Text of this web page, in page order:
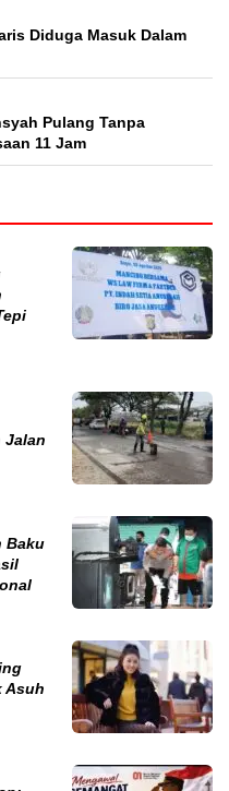
Diduga Masuk Dalam
Pulang Tanpa
11 Jam
Jalan
Baku
Asuh